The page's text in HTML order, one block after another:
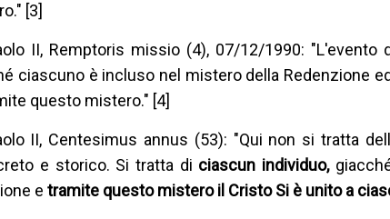
[3]
II, Remptoris missio (4), 07/12/1990: "L'evento
ciascuno è incluso nel mistero della Redenzione
questo mistero." [4]
II, Centesimus annus (53): "Qui non si tratta
e storico. Si tratta di ciascun individuo,
e tramite questo mistero il Cristo Si è unito a